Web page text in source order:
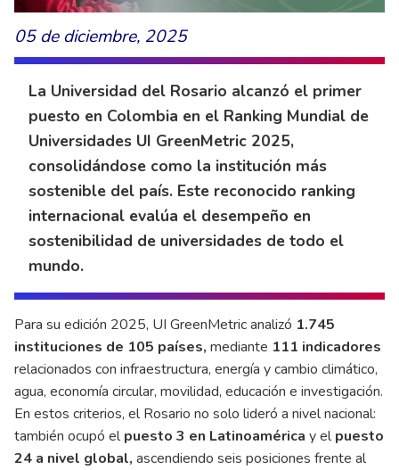
05 de diciembre, 2025
La Universidad del Rosario alcanzó el primer
puesto en Colombia en el Ranking Mundial de
Universidades UI GreenMetric 2025,
consolidándose como la institución más
sostenible del país. Este reconocido ranking
internacional evalúa el desempeño en
sostenibilidad de universidades de todo el
mundo.
Para su edición 2025, UI GreenMetric analizó 1.745
instituciones de 105 países, mediante 111 indicadores
relacionados con infraestructura, energía y cambio climático,
agua, economía circular, movilidad, educación e investigación.
En estos criterios, el Rosario no solo lideró a nivel nacional:
también ocupó elpuesto 3 en Latinoamérica y elpuesto
24 a nivel global, ascendiendo seis posiciones frente al